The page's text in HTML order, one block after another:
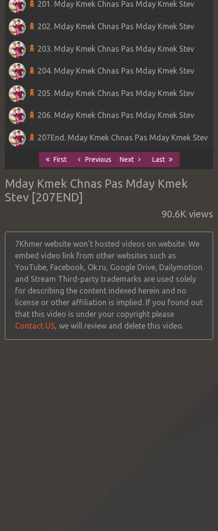
201. Mday Kmek Chnas Pas Mday Kmek Stev
202. Mday Kmek Chnas Pas Mday Kmek Stev
203. Mday Kmek Chnas Pas Mday Kmek Stev
204. Mday Kmek Chnas Pas Mday Kmek Stev
205. Mday Kmek Chnas Pas Mday Kmek Stev
206. Mday Kmek Chnas Pas Mday Kmek Stev
207End. Mday Kmek Chnas Pas Mday Kmek Stev
First Previous Next Last
Mday Kmek Chnas Pas Mday Kmek
Stev [207END]
90.6K views
7Khmer website won't hosted videos on website. We
embed video link from other websites such as
YouTube, Facebook, Ok.ru, Google Drive, Dailymotion
and Stream Third-party trademarks are used solely
for describing the content indexed herein and no
license or other affiliation is implied. If you found out
that this video is under your copyright please
Contact US, we will review and delete this video.